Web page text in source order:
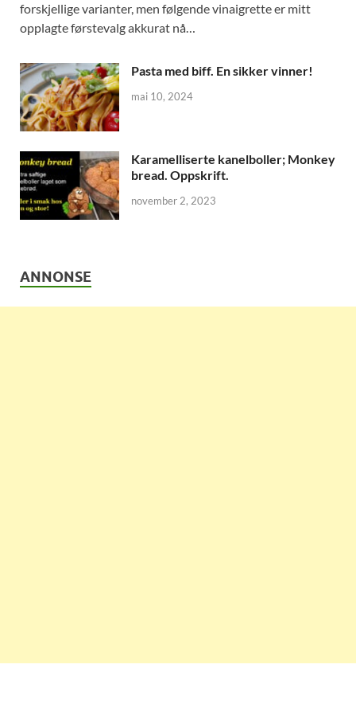
forskjellige varianter, men følgende vinaigrette er mitt
opplagte førstevalg akkurat nå…
Pasta med biff. En sikker vinner!
mai 10, 2024
Karamelliserte kanelboller; Monkey
bread. Oppskrift.
november 2, 2023
ANNONSE